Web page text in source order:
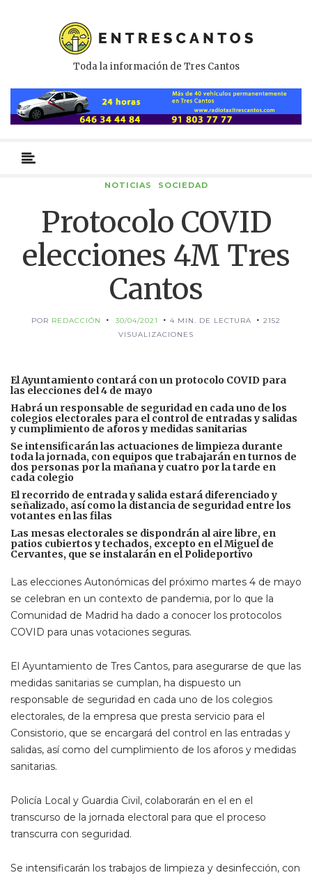
Toda la información de Tres Cantos
primario
NOTICIAS SOCIEDAD
Protocolo COVID
elecciones 4M Tres
Cantos
POR REDACCIÓN 30/04/2021 4 MIN. DE LECTURA
2152
VISUALIZACIONES
El Ayuntamiento contará con un protocolo COVID para
las elecciones del 4 de mayo
Habrá un responsable de seguridad en cada uno de los
colegios electorales para el control de entradas y salidas
y cumplimiento de aforos y medidas sanitarias
Se intensificarán las actuaciones de limpieza durante
toda la jornada, con equipos que trabajarán en turnos de
dos personas por la mañana y cuatro por la tarde en
cada colegio
El recorrido de entrada y salida estará diferenciado y
señalizado, así como la distancia de seguridad entre los
votantes en las filas
Las mesas electorales se dispondrán al aire libre, en
patios cubiertos y techados, excepto en el Miguel de
Cervantes, que se instalarán en el Polideportivo
Las elecciones Autonómicas del próximo martes 4 de mayo
se celebran en un contexto de pandemia, por lo que la
Comunidad de Madrid ha dado a conocer los protocolos
COVID para unas votaciones seguras.
El Ayuntamiento de Tres Cantos, para asegurarse de que las
medidas sanitarias se cumplan, ha dispuesto un
responsable de seguridad en cada uno de los colegios
electorales, de la empresa que presta servicio para el
Consistorio, que se encargará del control en las entradas y
salidas, así como del cumplimiento de los aforos y medidas
sanitarias.
Policía Local y Guardia Civil, colaborarán en el en el
transcurso de la jornada electoral para que el proceso
transcurra con seguridad.
Se intensificarán los trabajos de limpieza y desinfección, con